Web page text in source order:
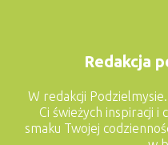
Redakcja
W redakcji
Ci świeżych inspiracji
smaku Twojej